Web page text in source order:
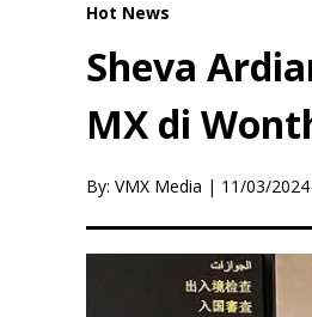
Hot News
Sheva
MX di
By: VMX Media | 11/03/2024